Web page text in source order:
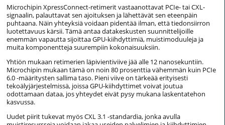
Microchipin XpressConnect-retimerit vastaanottavat PCIe- tai CXL-
signaalin, palauttavat sen ajoituksen ja lähettävät sen eteenpäin
puhtaana. Näin yhteyksiä voidaan pidentää ilman, että tiedonsiirron
luotettavuus kärsii. Tämä antaa datakeskusten suunnittelijoille
enemmän vapautta sijoittaa GPU-kiihdyttimiä, muistimoduuleja ja
muita komponentteja suurempiin kokonaisuuksiin.
Yhtiön mukaan retimerien läpivientiviive jää alle 12 nanosekuntiin.
Microchipin mukaan tämä on noin 80 prosenttia vähemmän kuin PCIe
6.0 -määritysten sallima taso. Pieni viive on tärkeää erityisesti
tekoälyjärjestelmissä, joissa GPU-kiihdyttimet voivat joutua
odottamaan dataa, jos yhteydet eivät pysy mukana laskentatehon
kasvussa.
Uudet piirit tukevat myös CXL 3.1 -standardia, jonka avulla